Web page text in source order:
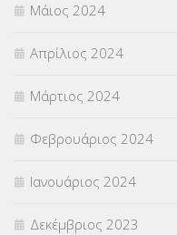
Μάιος 2024
Απρίλιος 2024
Μάρτιος 2024
Φεβρουάριος 2024
Ιανουάριος 2024
Δεκέμβριος 2023